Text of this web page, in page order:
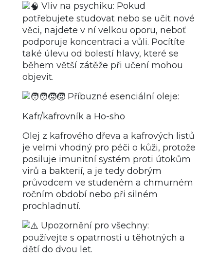
Vliv na psychiku: Pokud
potřebujete studovat nebo se učit nové
věci, najdete v ní velkou oporu, neboť
podporuje koncentraci a vůli. Pocítíte
také úlevu od bolestí hlavy, které se
během větší zátěže při učení mohou
objevit.
Příbuzné esenciální oleje:
Kafr/kafrovník a Ho-sho
Olej z kafrového dřeva a kafrových listů
je velmi vhodný pro péči o kůži, protože
posiluje imunitní systém proti útokům
virů a bakterií, a je tedy dobrým
průvodcem ve studeném a chmurném
ročním období nebo při silném
prochladnutí.
Upozornění pro všechny:
používejte s opatrností u těhotných a
dětí do dvou let.